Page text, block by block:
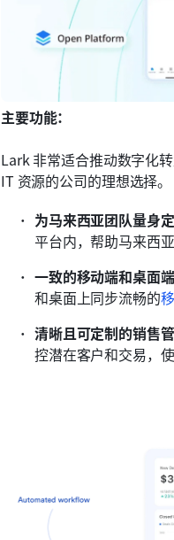
主要功能：
Lark 非常适合推动数字化
IT 资源的公司的理想选择。
为马来西亚团队量身
平台内，帮助马来西
一致的移动端和桌面
和桌面上同步流畅的
清晰且可定制的销售
控潜在客户和交易，